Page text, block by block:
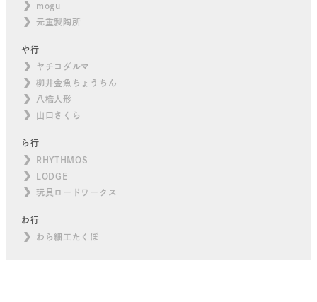
mogu
元重製陶所
や行
ヤチコダルマ
柳井金魚ちょうちん
八橋人形
山口さくら
ら行
RHYTHMOS
LODGE
玩具ロードワークス
わ行
わら細工たくぼ